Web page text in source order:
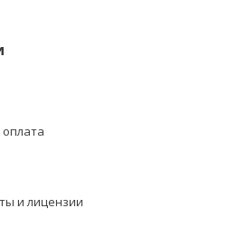
и лицензии